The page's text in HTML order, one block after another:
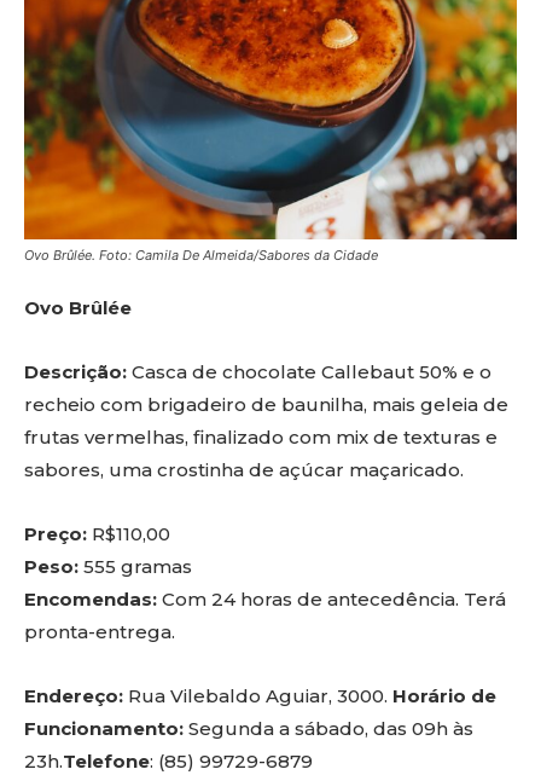
Ovo Brûlée. Foto: Camila De Almeida/Sabores da Cidade
Ovo Brûlée
Descrição: Casca de chocolate Callebaut 50% e o
recheio com brigadeiro de baunilha, mais geleia de
frutas vermelhas, finalizado com mix de texturas e
sabores, uma crostinha de açúcar maçaricado.
Preço: R$110,00
Peso: 555 gramas
Encomendas: Com 24 horas de antecedência. Terá
pronta-entrega.
Endereço: Rua Vilebaldo Aguiar, 3000. Horário de
Funcionamento: Segunda a sábado, das 09h às
23h.Telefone: (85) 99729-6879